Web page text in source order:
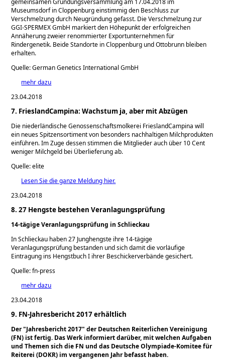
gemeinsamen Gründungsversammlung am 17.04.2018 im
Museumsdorf in Cloppenburg einstimmig den Beschluss zur
Verschmelzung durch Neugründung gefasst. Die Verschmelzung zur
GGI-SPERMEX GmbH markiert den Höhepunkt der erfolgreichen
Annäherung zweier renommierter Exportunternehmen für
Rindergenetik. Beide Standorte in Cloppenburg und Ottobrunn bleiben
erhalten.
Quelle: German Genetics International GmbH
mehr dazu
23.04.2018
7. FrieslandCampina: Wachstum ja, aber mit Abzügen
Die niederländische Genossenschaftsmolkerei FrieslandCampina will
ein neues Spitzensortiment von besonders nachhaltigen Milchprodukten
einführen. Im Zuge dessen stimmen die Mitglieder auch über 10 Cent
weniger Milchgeld bei Überlieferung ab.
Quelle: elite
Lesen Sie die ganze Meldung hier.
23.04.2018
8. 27 Hengste bestehen Veranlagungsprüfung
14-tägige Veranlagungsprüfung in Schlieckau
In Schlieckau haben 27 Junghengste ihre 14-tägige
Veranlagungsprüfung bestanden und sich damit die vorläufige
Eintragung ins Hengstbuch I ihrer Beschickerverbände gesichert.
Quelle: fn-press
mehr dazu
23.04.2018
9. FN-Jahresbericht 2017 erhältlich
Der Jahresbericht 2017 der Deutschen Reiterlichen Vereinigung
(FN) ist fertig. Das Werk informiert darüber, mit welchen Aufgaben
und Themen sich die FN und das Deutsche Olympiade-Komitee für
Reiterei (DOKR) im vergangenen Jahr befasst haben.